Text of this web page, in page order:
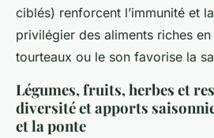
ciblés) renforcent l’immunité et
privilégier des aliments riches
tourteaux ou le son favorise la
Légumes, fruits, herbes et
diversité et apports
et la ponte